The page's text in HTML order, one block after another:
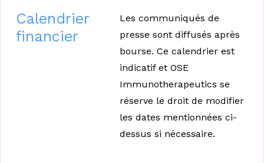
Calendrier
financier
Les communiqués de
presse sont diffusés après
bourse. Ce calendrier est
indicatif et OSE
Immunotherapeutics se
réserve le droit de modifier
les dates mentionnées ci-
dessus si nécessaire.